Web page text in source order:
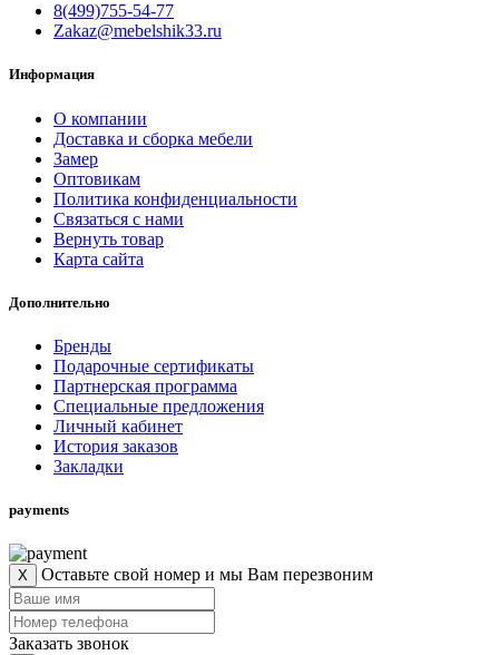
8(499)755-54-77
Zakaz@mebelshik33.ru
Информация
О компании
Доставка и сборка мебели
Замер
Оптовикам
Политика конфиденциальности
Связаться с нами
Вернуть товар
Карта сайта
Дополнительно
Бренды
Подарочные сертификаты
Партнерская программа
Специальные предложения
Личный кабинет
История заказов
Закладки
payments
X Оставьте свой номер и мы Вам перезвоним
Заказать звонок